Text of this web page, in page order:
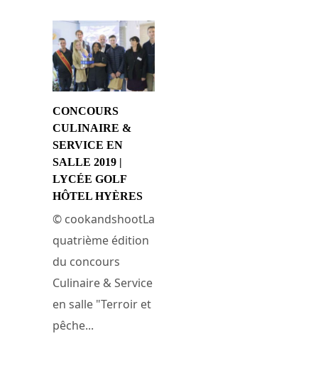
CONCOURS
CULINAIRE &
SERVICE EN
SALLE 2019 |
LYCÉE GOLF
HÔTEL HYÈRES
© cookandshootLa
quatrième édition
du concours
Culinaire & Service
en salle "Terroir et
pêche...